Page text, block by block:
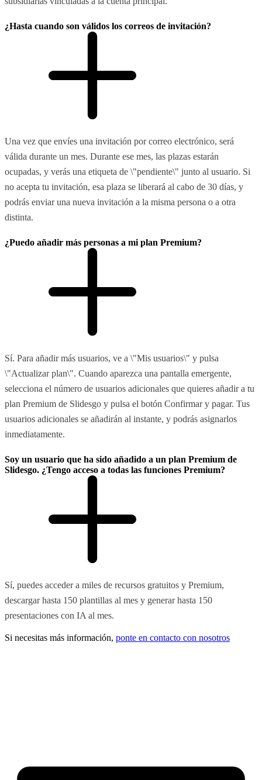
¿Hasta cuando son válidos los correos de invitación?
Una vez que envíes una invitación por correo electrónico, será
válida durante un mes. Durante ese mes, las plazas estarán
ocupadas, y verás una etiqueta de \"pendiente\" junto al usuario. Si
no acepta tu invitación, esa plaza se liberará al cabo de 30 días, y
podrás enviar una nueva invitación a la misma persona o a otra
distinta.
¿Puedo añadir más personas a mi plan Premium?
Sí. Para añadir más usuarios, ve a \"Mis usuarios\" y pulsa
\"Actualizar plan\". Cuando aparezca una pantalla emergente,
selecciona el número de usuarios adicionales que quieres añadir a tu
plan Premium de Slidesgo y pulsa el botón Confirmar y pagar. Tus
usuarios adicionales se añadirán al instante, y podrás asignarlos
inmediatamente.
Soy un usuario que ha sido añadido a un plan Premium de
Slidesgo. ¿Tengo acceso a todas las funciones Premium?
Sí, puedes acceder a miles de recursos gratuitos y Premium,
descargar hasta 150 plantillas al mes y generar hasta 150
presentaciones con IA al mes.
Si necesitas más información, ponte en contacto con nosotros